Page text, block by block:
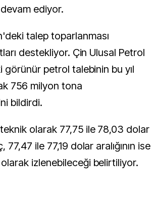
ediyor.
talep toparlanması
destekliyor. Çin Ulusal Petrol
görünür petrol talebinin bu yıl
756 milyon tona
bildirdi.
olarak 77,75 ile 78,03 dolar
77,47 ile 77,19 dolar aralığının ise
izlenebileceği belirtiliyor.